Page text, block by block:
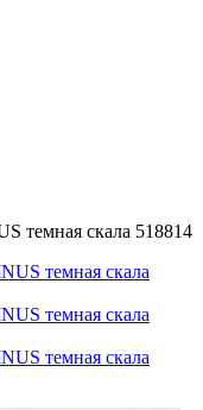
темная скала 518814